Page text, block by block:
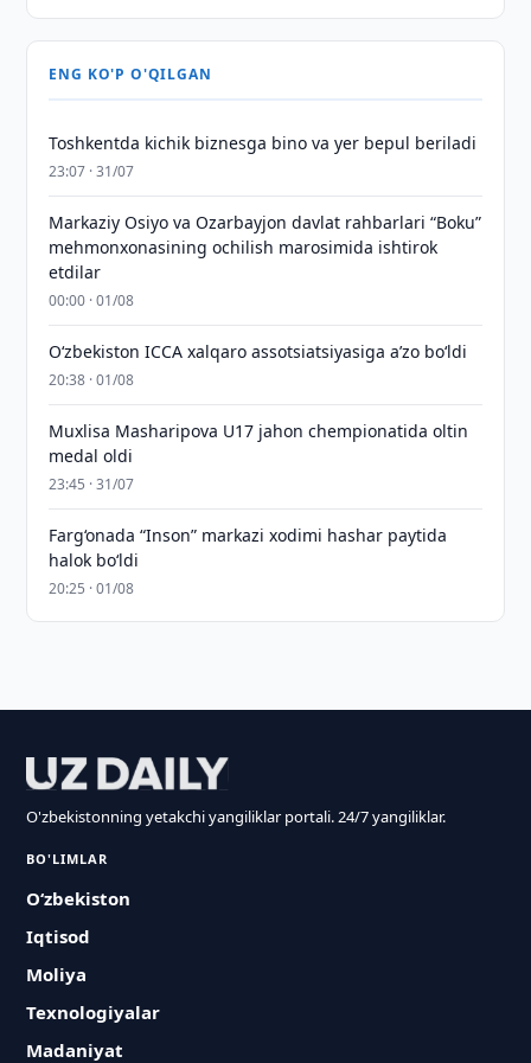
ENG KO'P O'QILGAN
Toshkentda kichik biznesga bino va yer bepul beriladi
23:07 · 31/07
Markaziy Osiyo va Ozarbayjon davlat rahbarlari “Boku”
mehmonxonasining ochilish marosimida ishtirok
etdilar
00:00 · 01/08
O‘zbekiston ICCA xalqaro assotsiatsiyasiga aʼzo bo‘ldi
20:38 · 01/08
Muxlisa Masharipova U17 jahon chempionatida oltin
medal oldi
23:45 · 31/07
Farg‘onada “Inson” markazi xodimi hashar paytida
halok bo‘ldi
20:25 · 01/08
O'zbekistonning yetakchi yangiliklar portali. 24/7 yangiliklar.
BO'LIMLAR
O‘zbekiston
Iqtisod
Moliya
Texnologiyalar
Madaniyat